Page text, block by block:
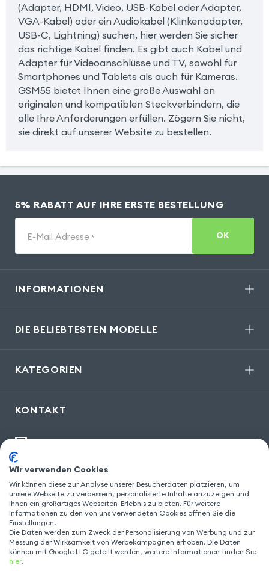
(Adapter, HDMI, Video, USB-Kabel oder Adapter,
VGA-Kabel) oder ein Audiokabel (Klinkenadapter,
USB-C, Lightning) suchen, hier werden Sie sicher
das richtige Kabel finden. Es gibt auch Kabel und
Adapter für Videoanschlüsse und TV, sowohl für
Smartphones und Tablets als auch für Kameras.
GSM55 bietet Ihnen eine große Auswahl an
originalen und kompatiblen Steckverbindern, die
alle Ihre Anforderungen erfüllen. Zögern Sie nicht,
sie direkt auf unserer Website zu bestellen.
5% RABATT AUF IHRE ERSTE BESTELLUNG
E-Mail Adresse * OK
INFORMATIONEN
DIE BELIEBTESTEN MODELLE
KATEGORIEN
KONTAKT
kontakt@gsm55.de
30, bis rue Girard
FOLGEN SIE UNS
Wir verwenden Cookies
Wir können diese zur Analyse unserer Besucherdaten platzieren, um
unsere Webseite zu verbessern, personalisierte Inhalte anzuzeigen und
Ihnen ein großartiges Webseiten-Erlebnis zu bieten. Für weitere
Informationen zu den von uns verwendeten Cookies öffnen Sie die
Einstellungen.
Die Daten werden zum Zweck der Personalisierung von Werbung und zur
Messung der Wirksamkeit von Werbekampagnen erhoben. Die Daten
können mit Google LLC geteilt werden, weitere Informationen finden Sie
hier.